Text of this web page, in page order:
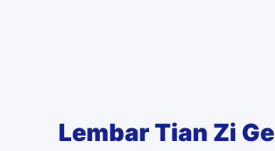
Lembar Tian Zi Ge